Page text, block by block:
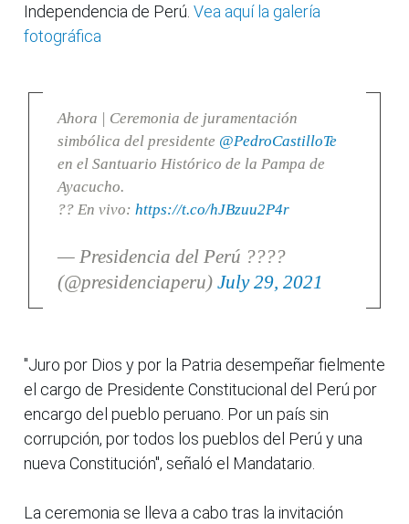
Independencia de Perú. Vea aquí la galería
fotográfica
Ahora | Ceremonia de juramentación
simbólica del presidente @PedroCastilloTe
en el Santuario Histórico de la Pampa de
Ayacucho.
?? En vivo: https://t.co/hJBzuu2P4r
— Presidencia del Perú ????
(@presidenciaperu) July 29, 2021
"Juro por Dios y por la Patria desempeñar fielmente
el cargo de Presidente Constitucional del Perú por
encargo del pueblo peruano. Por un país sin
corrupción, por todos los pueblos del Perú y una
nueva Constitución", señaló el Mandatario.
La ceremonia se lleva a cabo tras la invitación